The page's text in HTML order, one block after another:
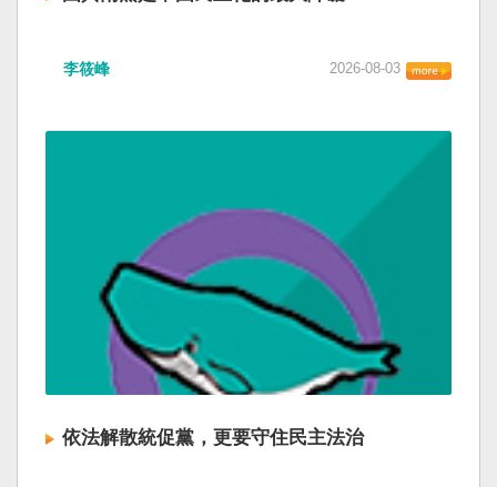
李筱峰 2026-08-03
依法解散統促黨，更要守住民主法治